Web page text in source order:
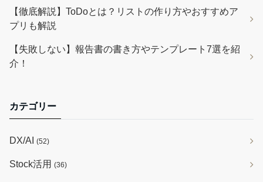
【徹底解説】ToDoとは？リストの作り方やおすすめア
プリも解説
【失敗しない】報告書の書き方やテンプレート7選を紹
介！
カテゴリー
DX/AI (52)
Stock活用 (36)